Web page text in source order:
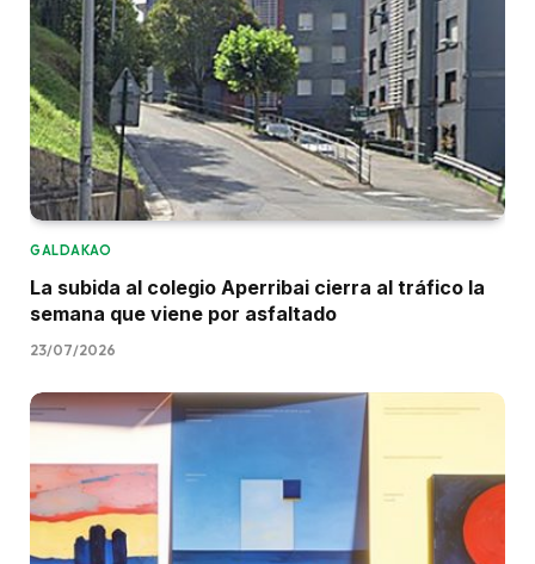
GALDAKAO
La subida al colegio Aperribai cierra al tráfico la
semana que viene por asfaltado
23/07/2026